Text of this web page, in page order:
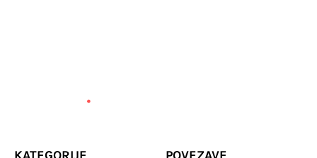
KATEGORIJE POVEZAVE